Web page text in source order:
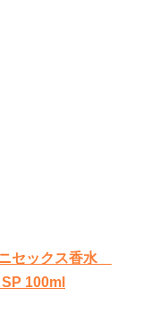
セックス香水
100ml